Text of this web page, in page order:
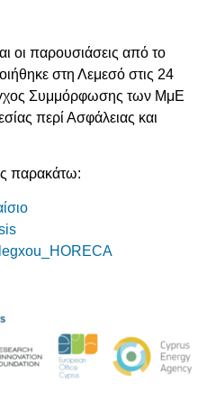
οι παρουσιάσεις από το
στη Λεμεσό στις 24
Συμμόρφωσης των ΜμΕ
περί Ασφάλειας και
παρακάτω: